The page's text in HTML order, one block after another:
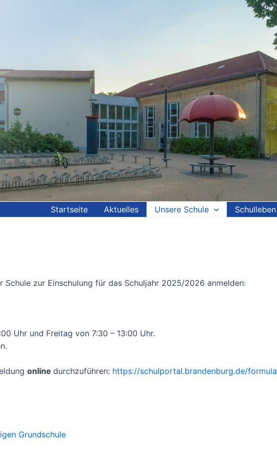
Startseite Aktuelles Unsere Schule Schulleben
Schule zur Einschulung für das Schuljahr 2025/2026 anmelden:
Uhr und Freitag von 7:30 – 13:00 Uhr.
online durchzuführen: https://schulportal.brandenburg.de/
Grundschule